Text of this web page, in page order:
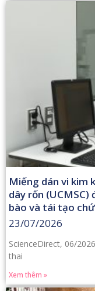
Miếng dán vi
dây rốn
bào và tái tạo
23/07/2026
ScienceDirect, 06/
thai
Xem thêm »